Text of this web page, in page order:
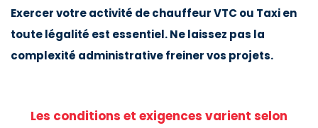
Exercer votre activité de chauffeur VTC ou Taxi en
toute légalité est essentiel. Ne laissez pas la
complexité administrative freiner vos projets.
Les conditions et exigences varient selon